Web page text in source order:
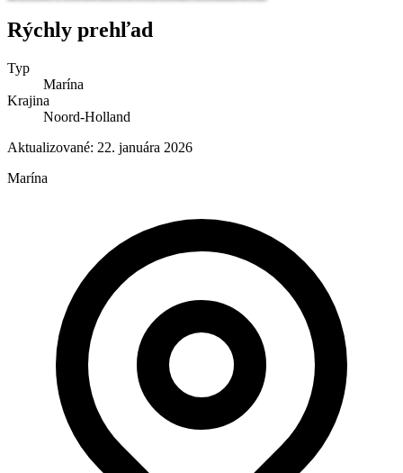
Rýchly prehľad
Typ
Marína
Krajina
Noord-Holland
Aktualizované: 22. januára 2026
Marína